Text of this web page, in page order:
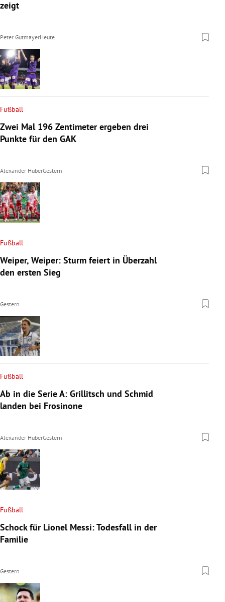
zeigt
Peter GutmayerHeute
Fußball
Zwei Mal 196 Zentimeter ergeben drei
Punkte für den GAK
Alexander HuberGestern
Fußball
Weiper, Weiper: Sturm feiert in Überzahl
den ersten Sieg
Gestern
Fußball
Ab in die Serie A: Grillitsch und Schmid
landen bei Frosinone
Alexander HuberGestern
Fußball
Schock für Lionel Messi: Todesfall in der
Familie
Gestern